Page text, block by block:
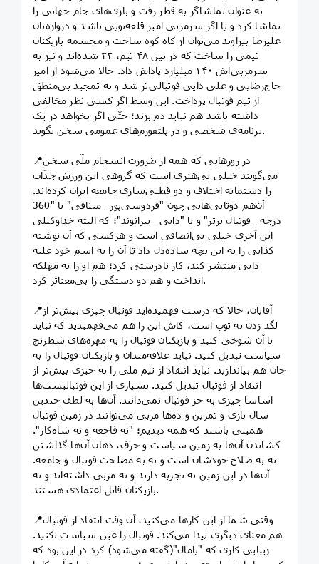
به عنوان تماشاگر به قطر رفت و بازی‌های جام جهانی را
تماشا کرد و یا اگر سرمربی امیر قلعه‌نویی باشد و دروازه‌بان
علیرضا بیراوند می‌توان از کاه کوه ساخت و مجسمه بازیکنان
تیمی را ساخت که در بین ۴۸ تیم، ۳۳ شده‌اند و نیز به
سرمربی‌اش ۱۴۰ میلیارد پاداش داد. حالا می‌شود از امیر
حاج‌رضایی و علی دایی فوتبالی‌تر شد و به تمجید بی‌منطق
از تیم فوتبال پرداخت. این وسط اگر کسی نظر مخالفی
داشته باشد هم نباید دم بزند؛ حتّی اگر بخواهد در یک
برنامه‌ی شخصی و در پلتفورم‌های عمومی سخن بگوید.
📍در روزهایی که همه از ضرورت انسجام ملّی سخن
می‌گویند خیلی بی‌هنری است که گروهی این ورزش جذّاب
را دستمایه اختلاف و دو قطبی‌سازی جامعه ایران کرده‌اند.
آن‌هم دوتایی‌هایی چون "فردوسی‌پور_ میثاقی" یا "360
درجه _فوتبال برتر" و یا "دایی_ بیرانوند"؛ که البته خداوکیلی
این آخری خیلی بی‌انصافی است و هرکسی که آن نوشته
کذایی را به این بچه ساده‌دل داد تا آن را به اسم خود علیه
دایی منتشر کند، کار نادرستی کرد؛ هم او را به مهلکه
انداخت و هم دو دستگی را بی‌معناتر کرد.
📍آقایان، حالا که درست فهمیده‌اید فوتبال چیزی بیش‌تر از
لگد زدن به توپ است، کاش این را هم می‌فهمیدید که نباید
با آن شوخی کنید و بازیکنان فوتبال را به مهره‌های شطرنج
سیاست تبدیل کنید. نباید علاقه‌مندان و بازیکنان فوتبال را به
جان هم بیاندازید. نباید انتقاد از تیم ملی را به چیزی بیش‌تر از
انتقاد از فوتبال تبدیل کنید. بسیاری از این فوتبالیست‌ها
اساسا چیزی به جز فوتبال نمی‌دانند. آن‌ها به لطف چندین
سال بازی و تمرین و ده‌ها مربی می‌توانند در زمین فوتبال
همینی باشند که همه دیدیم؛ "نه فاجعه و نه شاه‌کار".
کشاندن آن‌ها به زمین سیاست و حرف، دهان آن‌ها گذاشتن
نه به صلاح خودشان است و نه به مصلحت فوتبال و جامعه.
آن‌ها در این زمین نه تجربه دارند و نه مربی داشته‌اند و نه
بازیکنان قابل اعتمادی هستند.
📍وقتی شما از این کارها می‌کنید، آن وقت انتقاد از فوتبال
هم معنای دیگری پیدا می‌کند. فوتبال را عین سیاست نکنید.
زیبایی کاری که "یامال"(گفته می‌شود) کرد در این بود که